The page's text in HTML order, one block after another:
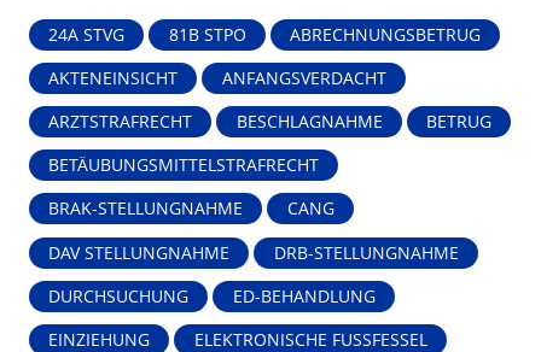
24A STVG 81B STPO ABRECHNUNGSBETRUG
AKTENEINSICHT ANFANGSVERDACHT
ARZTSTRAFRECHT BESCHLAGNAHME BETRUG
BETÄUBUNGSMITTELSTRAFRECHT
BRAK-STELLUNGNAHME CANG
DAV STELLUNGNAHME DRB-STELLUNGNAHME
DURCHSUCHUNG ED-BEHANDLUNG
EINZIEHUNG ELEKTRONISCHE FUSSFESSEL